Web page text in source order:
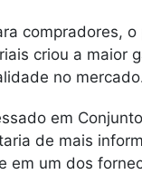
compradores,
criou a maior
no
em
de mais
em um dos